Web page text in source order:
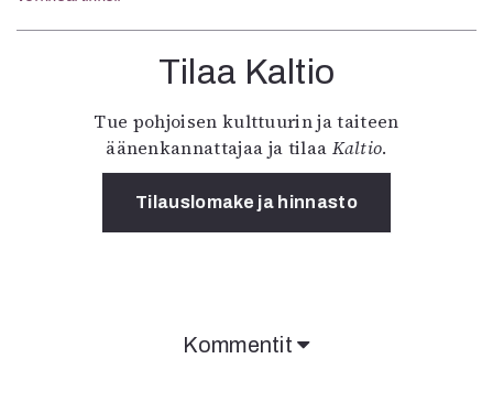
Tilaa Kaltio
Tue pohjoisen kulttuurin ja taiteen
äänenkannattajaa ja tilaa Kaltio.
Tilauslomake ja hinnasto
Kommentit